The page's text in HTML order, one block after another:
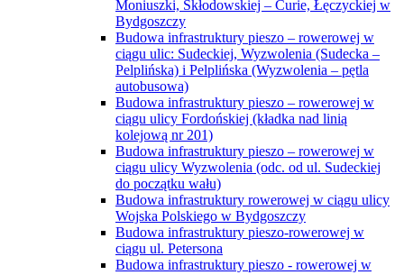
Moniuszki, Skłodowskiej – Curie, Łęczyckiej w
Bydgoszczy
Budowa infrastruktury pieszo – rowerowej w
ciągu ulic: Sudeckiej, Wyzwolenia (Sudecka –
Pelplińska) i Pelplińska (Wyzwolenia – pętla
autobusowa)
Budowa infrastruktury pieszo – rowerowej w
ciągu ulicy Fordońskiej (kładka nad linią
kolejową nr 201)
Budowa infrastruktury pieszo – rowerowej w
ciągu ulicy Wyzwolenia (odc. od ul. Sudeckiej
do początku wału)
Budowa infrastruktury rowerowej w ciągu ulicy
Wojska Polskiego w Bydgoszczy
Budowa infrastruktury pieszo-rowerowej w
ciągu ul. Petersona
Budowa infrastruktury pieszo - rowerowej w